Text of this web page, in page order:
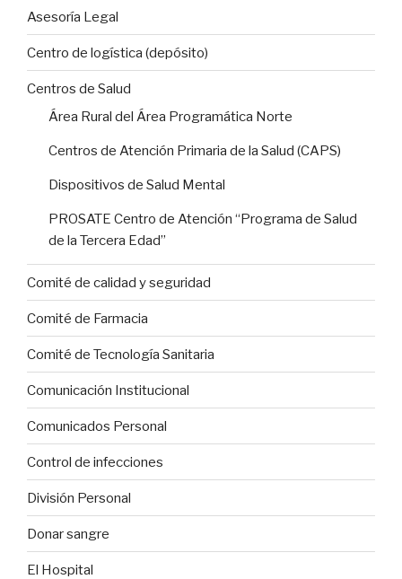
Asesoría Legal
Centro de logística (depósito)
Centros de Salud
Área Rural del Área Programática Norte
Centros de Atención Primaria de la Salud (CAPS)
Dispositivos de Salud Mental
PROSATE Centro de Atención “Programa de Salud
de la Tercera Edad”
Comité de calidad y seguridad
Comité de Farmacia
Comité de Tecnología Sanitaria
Comunicación Institucional
Comunicados Personal
Control de infecciones
División Personal
Donar sangre
El Hospital